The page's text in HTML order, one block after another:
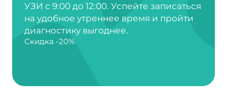
УЗИ с 9:00 до 12:00. Успейте записаться
на удобное утреннее время и пройти
диагностику выгоднее.
Скидка -20%